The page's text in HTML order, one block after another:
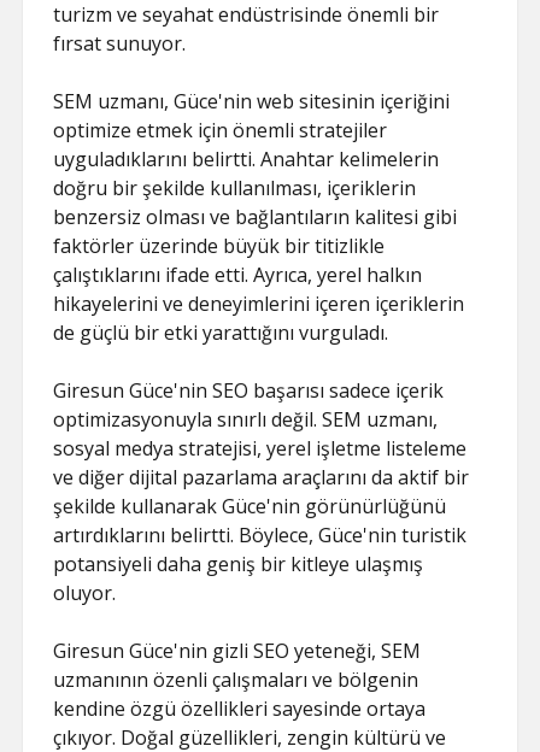
turizm ve seyahat endüstrisinde önemli bir
fırsat sunuyor.
SEM uzmanı, Güce'nin web sitesinin içeriğini
optimize etmek için önemli stratejiler
uyguladıklarını belirtti. Anahtar kelimelerin
doğru bir şekilde kullanılması, içeriklerin
benzersiz olması ve bağlantıların kalitesi gibi
faktörler üzerinde büyük bir titizlikle
çalıştıklarını ifade etti. Ayrıca, yerel halkın
hikayelerini ve deneyimlerini içeren içeriklerin
de güçlü bir etki yarattığını vurguladı.
Giresun Güce'nin SEO başarısı sadece içerik
optimizasyonuyla sınırlı değil. SEM uzmanı,
sosyal medya stratejisi, yerel işletme listeleme
ve diğer dijital pazarlama araçlarını da aktif bir
şekilde kullanarak Güce'nin görünürlüğünü
artırdıklarını belirtti. Böylece, Güce'nin turistik
potansiyeli daha geniş bir kitleye ulaşmış
oluyor.
Giresun Güce'nin gizli SEO yeteneği, SEM
uzmanının özenli çalışmaları ve bölgenin
kendine özgü özellikleri sayesinde ortaya
çıkıyor. Doğal güzellikleri, zengin kültürü ve